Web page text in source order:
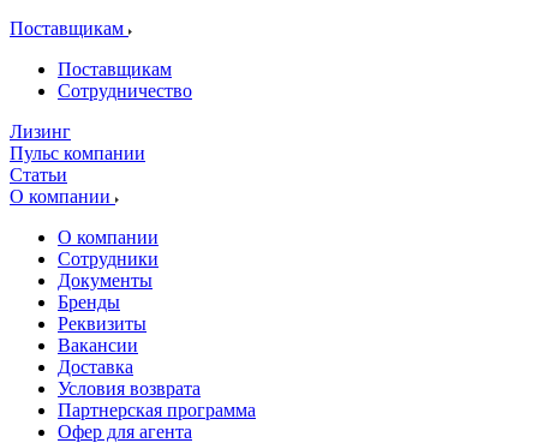
Поставщикам
Поставщикам
Сотрудничество
Лизинг
Пульс компании
Статьи
О компании
О компании
Сотрудники
Документы
Бренды
Реквизиты
Вакансии
Доставка
Условия возврата
Партнерская программа
Офер для агента